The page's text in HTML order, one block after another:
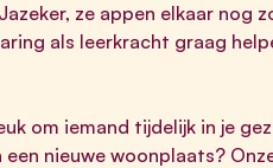
ze appen elkaar nog
als leerkracht graag
om iemand tijdelijk in je
nieuwe woonplaats?